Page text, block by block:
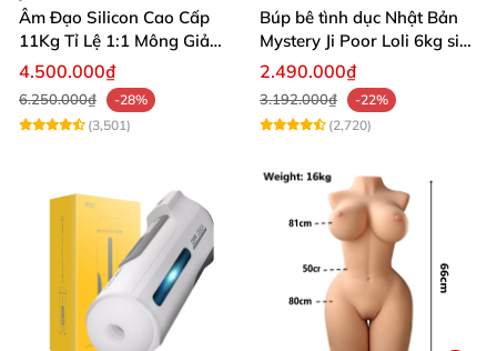
Âm Đạo Silicon Cao Cấp
11Kg Tỉ Lệ 1:1 Mông Giả
Nguyên Khối Kích Thước
Thật Jiuai Nhật Bản
4.500.000₫
6.250.000₫
-28%
(3,501)
Búp bê tình dục Nhật Bản
Mystery Ji Poor Loli 6kg siêu
thực
2.490.000₫
3.192.000₫
-22%
(2,720)